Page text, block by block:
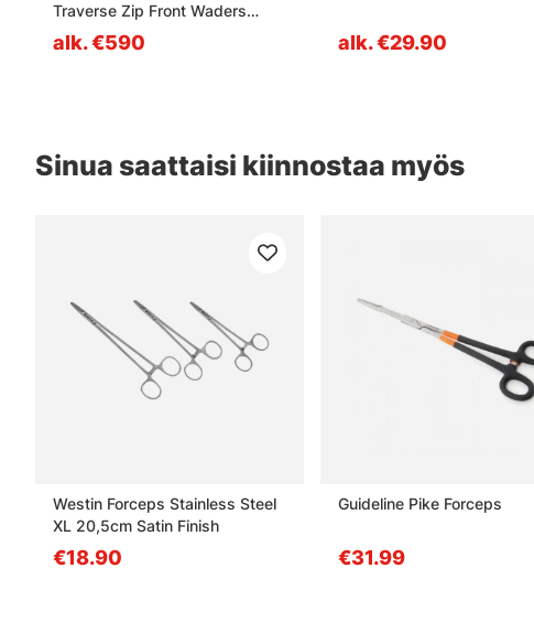
Traverse Zip Front Waders
River Rock Green - LRM
alk. €590 alk. €29.90
Sinua saattaisi kiinnostaa myös
Westin Forceps Stainless Steel
XL 20,5cm Satin Finish
€18.90
Guideline Pike Forceps
€31.99